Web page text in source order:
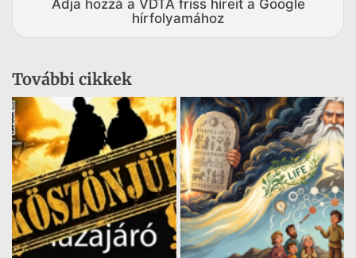
Adja hozzá a VDTA friss híreit a Google
hírfolyamához
További cikkek